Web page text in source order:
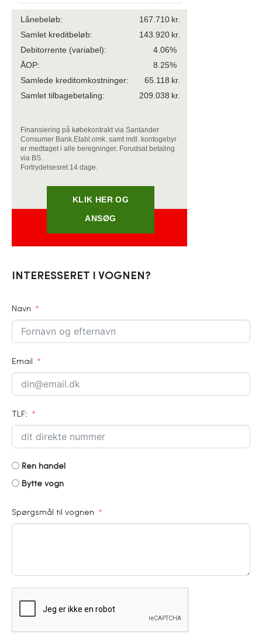
Lånebeløb: 167.710 kr.
Samlet kreditbeløb:
143.920 kr.
Debitorrente (variabel): 4.06%
ÅOP:
8.25%
Samlede kreditomkostninger:
65.118 kr.
Samlet tilbagebetaling:
209.038 kr.
Finansiering på købekontrakt via Santander
Consumer Bank.Etabl.omk. samt mdl. kontogebyr
er medtaget i alle beregninger. Forudsat betaling
via BS.
Fortrydelsesret 14 dage.
KLIK HER OG
ANSØG
INTERESSERET I VOGNEN?
Navn
Email
TLF:
Ren handel
Bytte vogn
Spørgsmål til vognen